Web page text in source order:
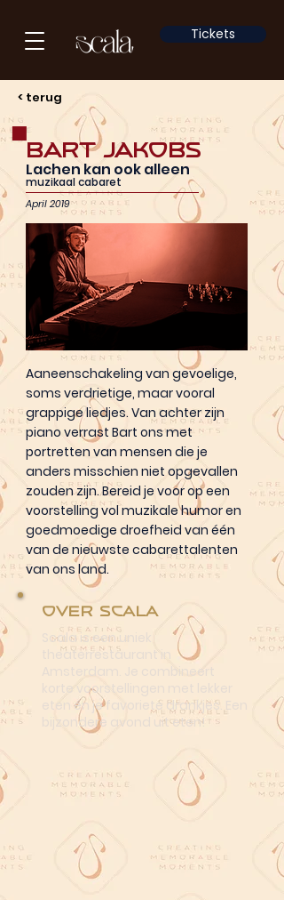
Tickets
< terug
Bart Jakobs
Lachen kan ook alleen
muzikaal cabaret
April 2019
Aaneenschakeling van gevoelige,
soms verdrietige, maar vooral
grappige liedjes. Van achter zijn
piano verrast Bart ons met
portretten van mensen die je
anders misschien niet opgevallen
zouden zijn. Bereid je voor op een
voorstelling vol muzikale humor en
goedmoedige droefheid van één
van de nieuwste cabarettalenten
van ons land.
Over Scala
Scala is een uniek
theaterrestaurant in
Amsterdam. Je combineert
korte voorstellingen met lekker
eten én je favoriete drankjes. Een
bijzondere avond uit eten!